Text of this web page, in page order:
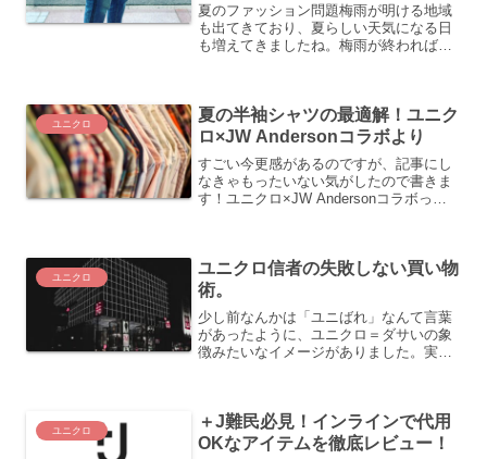
夏のファッション問題梅雨が明ける地域
も出てきており、夏らしい天気になる日
も増えてきましたね。梅雨が終われば、
パンツを履いて終了になっ...
ユニクロ
夏の半袖シャツの最適解！ユニク
ロ×JW Andersonコラボより
すごい今更感があるのですが、記事にし
なきゃもったいない気がしたので書きま
す！ユニクロ×JW Andersonコラボって
たい夏用アイ...
ユニクロ
ユニクロ信者の失敗しない買い物
術。
少し前なんかは「ユニばれ」なんて言葉
があったように、ユニクロ＝ダサいの象
徴みたいなイメージがありました。実際
か、部屋着用のスウェット...
ユニクロ
＋J難民必見！インラインで代用
OKなアイテムを徹底レビュー！